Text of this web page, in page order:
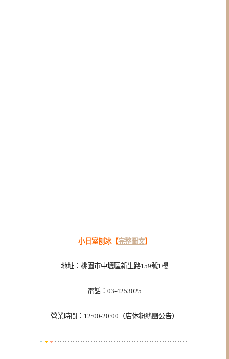
小日室刨冰【完整圖文】
地址：桃園市中壢區新生路159號1樓
電話：03-4253025
營業時間：12:00-20:00（店休粉絲團公告）